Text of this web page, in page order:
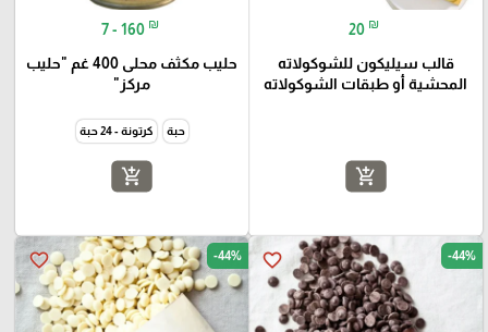
20 ₪
قالب سيليكون للشوكولاته
المحشية أو طبقات الشوكولاته
add_shopping_cart
7 - 160 ₪
حليب مكثف محلى 400 غم "حليب
مركز"
حبة كرتونة - 24 حبة
add_shopping_cart
favorite_border -44%
favorite_border -44%